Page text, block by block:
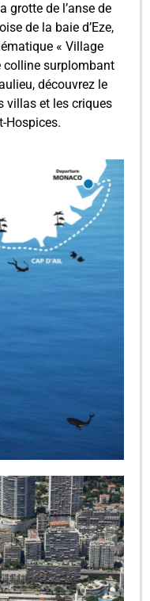
grotte de l’anse de
de la baie d’Eze,
« Village
colline surplombant
découvrez le
villas et les criques
Hospices.